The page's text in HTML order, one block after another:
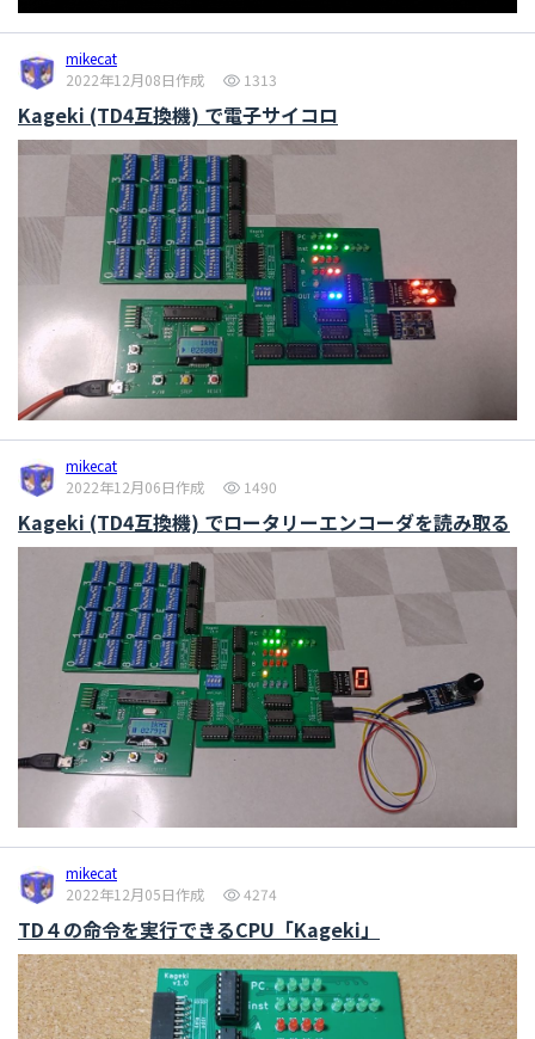
mikecat
2022年12月08日作成
1313
Kageki (TD4互換機) で電子サイコロ
mikecat
2022年12月06日作成
1490
Kageki (TD4互換機) でロータリーエンコーダを読み取る
mikecat
2022年12月05日作成
4274
TD４の命令を実行できるCPU「Kageki」